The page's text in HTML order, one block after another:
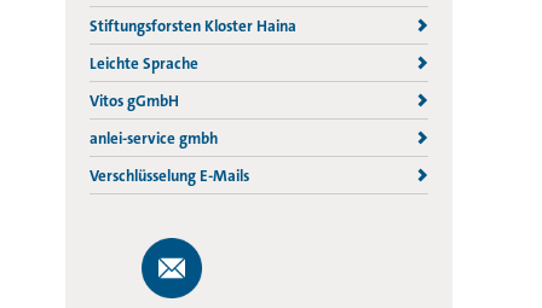
Stiftungsforsten Kloster Haina
Leichte Sprache
Vitos gGmbH
anlei-service gmbh
Verschlüsselung E-Mails